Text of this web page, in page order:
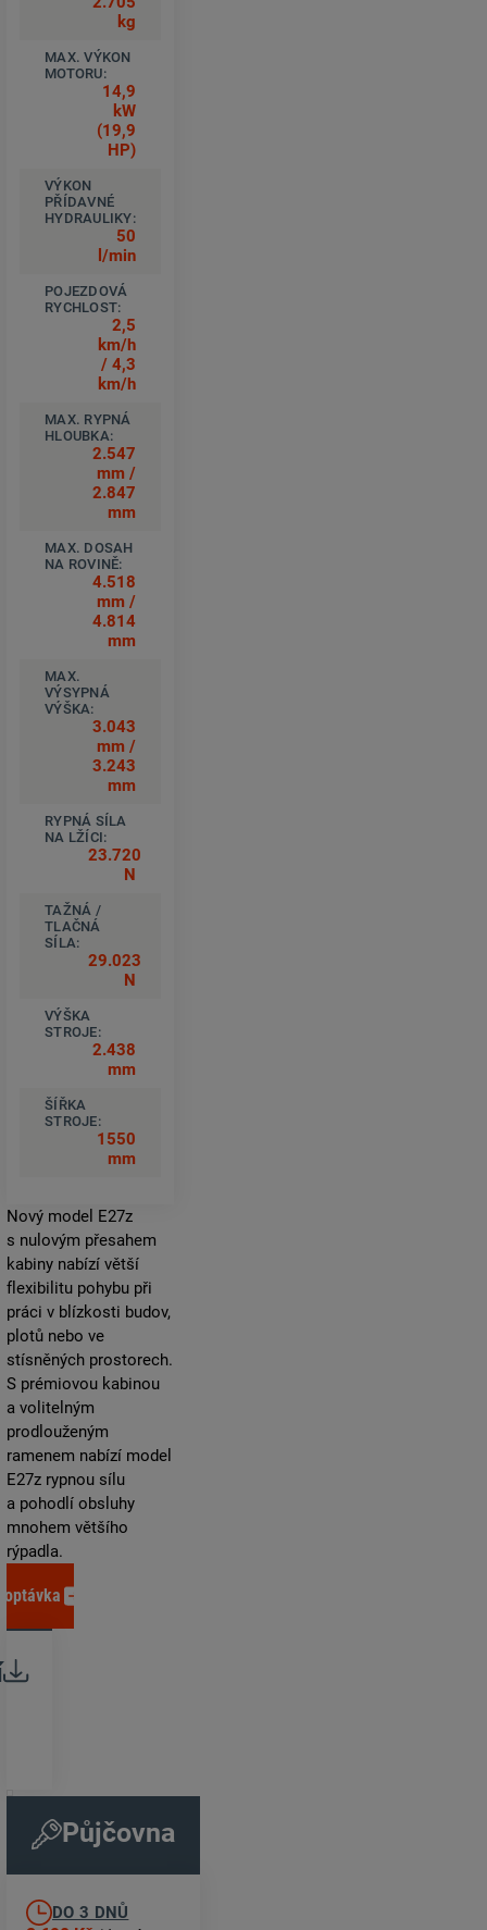
kg
MAX. VÝKON
MOTORU:
14,9
kW
(19,9
HP)
VÝKON
PŘÍDAVNÉ
HYDRAULIKY:
50
l/min
POJEZDOVÁ
RYCHLOST:
2,5
km/h
/ 4,3
km/h
MAX. RYPNÁ
HLOUBKA:
2.547
mm /
2.847
mm
MAX. DOSAH
NA ROVINĚ:
4.518
mm /
4.814
mm
MAX.
VÝSYPNÁ
VÝŠKA:
3.043
mm /
3.243
mm
RYPNÁ SÍLA
NA LŽÍCI:
23.720
N
TAŽNÁ /
TLAČNÁ
SÍLA:
29.023
N
VÝŠKA
STROJE:
2.438
mm
ŠÍŘKA
STROJE:
1550
mm
Nový model E27z
s nulovým přesahem
kabiny nabízí větší
flexibilitu pohybu při
práci v blízkosti budov,
plotů nebo ve
stísněných prostorech.
S prémiovou kabinou
a volitelným
prodlouženým
ramenem nabízí model
E27z rypnou sílu
a pohodlí obsluhy
mnohem většího
rýpadla.
Půjčovna
DO 3 DNŮ